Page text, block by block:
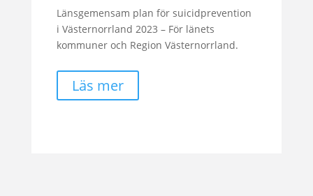
Länsgemensam plan för suicidprevention
i Västernorrland 2023 – För länets
kommuner och Region Västernorrland.
Läs mer